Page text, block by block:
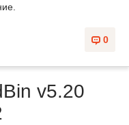
0
v5.20